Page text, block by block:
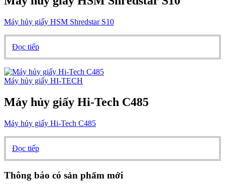
Máy hủy giấy HSM Shredstar S10
Đọc tiếp
Máy hủy giấy HI-TECH
Máy hủy giấy Hi-Tech C485
Máy hủy giấy Hi-Tech C485
Đọc tiếp
Thông báo có sản phẩm mới